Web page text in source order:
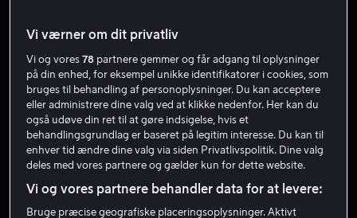
Z G
Zac Garred
Skuespiller
Vi værner om dit privatliv
Vi og vores78 partnere gemmer og får adgang til oplysninger
på din enhed, for eksempel unikke identifikatorer i cookies, som
bruges til behandling af personoplysninger. Du kan acceptere
eller administrere dine valg ved at klikke nedenfor. Her kan du
også udøve din ret til at gøre indsigelse, hvis et
behandlingsgrundlag er baseret på legitim interesse. Du kan til
enhver tid ændre dine valg via siden Privatlivspolitik. Dine valg
deles med vores partnere og gælder kun for dette website.
Vi og vores partnere behandler data for at levere:
Bruge præcise geografiske placeringsoplysninger. Aktivt